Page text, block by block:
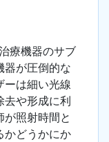
療機器のサブ
器が圧倒的な
ーは細い光線
去や形成に利
照射時間と
かどうかにか